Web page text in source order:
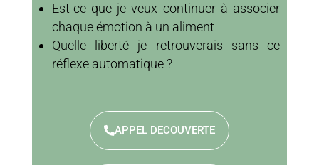
Est-ce que je veux continuer à associer
chaque émotion à un aliment
Quelle liberté je retrouverais sans ce
réflexe automatique ?
APPEL DECOUVERTE